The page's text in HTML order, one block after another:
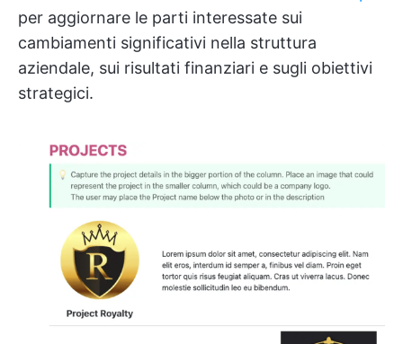
per aggiornare le parti interessate sui
cambiamenti significativi nella struttura
aziendale, sui risultati finanziari e sugli obiettivi
strategici.